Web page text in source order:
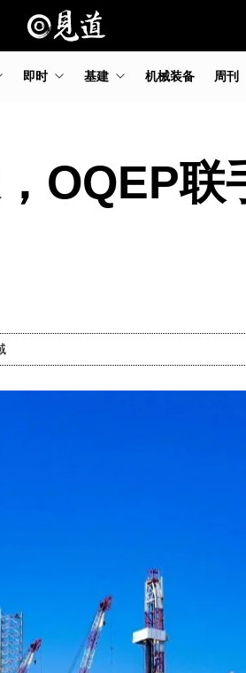
即时 基建 机械装备 周刊
OQEP联